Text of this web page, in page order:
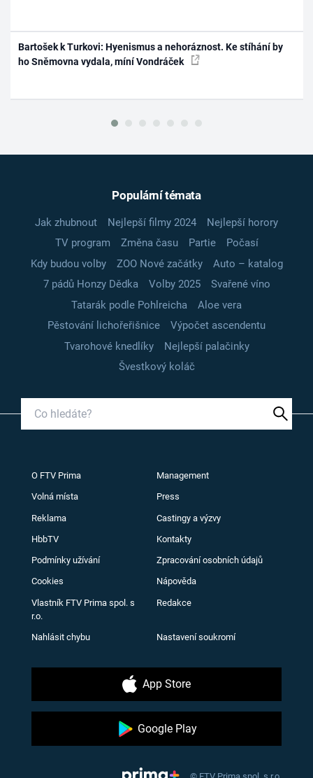
Bartošek k Turkovi: Hyenismus a nehoráznost. Ke stíhání by
ho Sněmovna vydala, míní Vondráček
Populární témata
Jak zhubnout Nejlepší filmy 2024
Nejlepší horory
TV program
Změna času Partie
Počasí
Kdy budou volby
ZOO Nové začátky
Auto – katalog
7 pádů Honzy Dědka
Volby 2025
Svařené víno
Tatarák podle Pohlreicha
Aloe vera
Pěstování lichořeřišnice
Výpočet ascendentu
Tvarohové knedlíky
Nejlepší palačinky
Švestkový koláč
O FTV Prima Management
Volná místa Press
Reklama Castingy a výzvy
HbbTV Kontakty
Podmínky užívání Zpracování osobních údajů
Cookies Nápověda
Vlastník FTV Prima spol. s
r.o.
Redakce
Nahlásit chybu Nastavení soukromí
App Store
Google Play